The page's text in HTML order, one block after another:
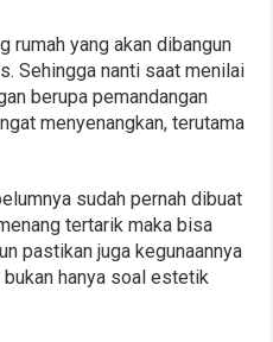
rumah yang akan dibangun
Sehingga nanti saat menilai
berupa pemandangan
menyenangkan, terutama
sudah pernah dibuat
tertarik maka bisa
pastikan juga kegunaannya
hanya soal estetik